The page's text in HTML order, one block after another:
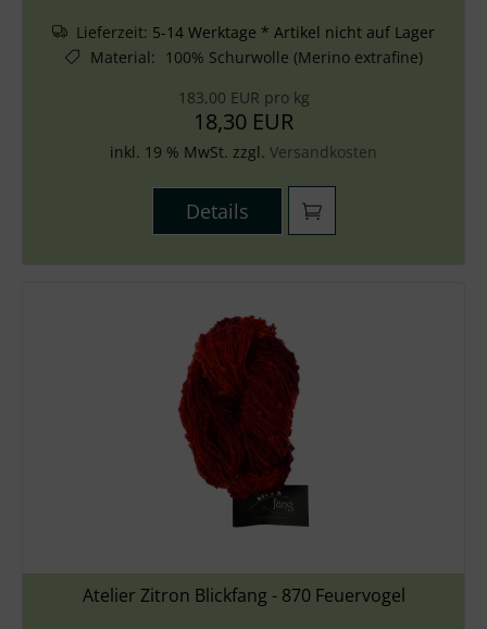
Lieferzeit: 5-14 Werktage * Artikel nicht auf Lager
Material: 100% Schurwolle (Merino extrafine)
183,00 EUR pro kg
18,30 EUR
inkl. 19 % MwSt. zzgl. Versandkosten
Details
Atelier Zitron Blickfang - 870 Feuervogel